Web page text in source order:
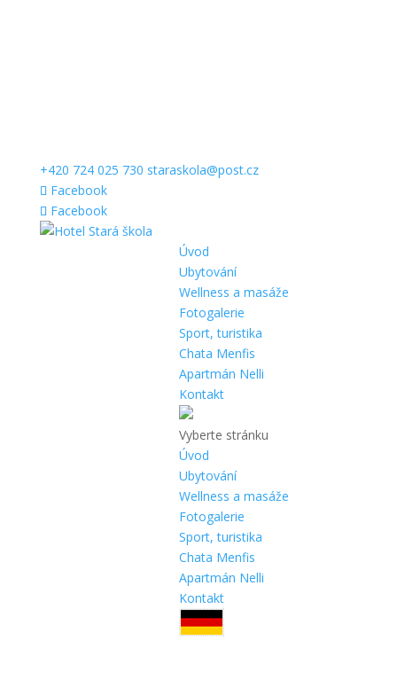
+420 724 025 730 staraskola@post.cz
Facebook
Facebook
Úvod
Ubytování
Wellness a masáže
Fotogalerie
Sport, turistika
Chata Menfis
Apartmán Nelli
Kontakt
Vyberte stránku
Úvod
Ubytování
Wellness a masáže
Fotogalerie
Sport, turistika
Chata Menfis
Apartmán Nelli
Kontakt